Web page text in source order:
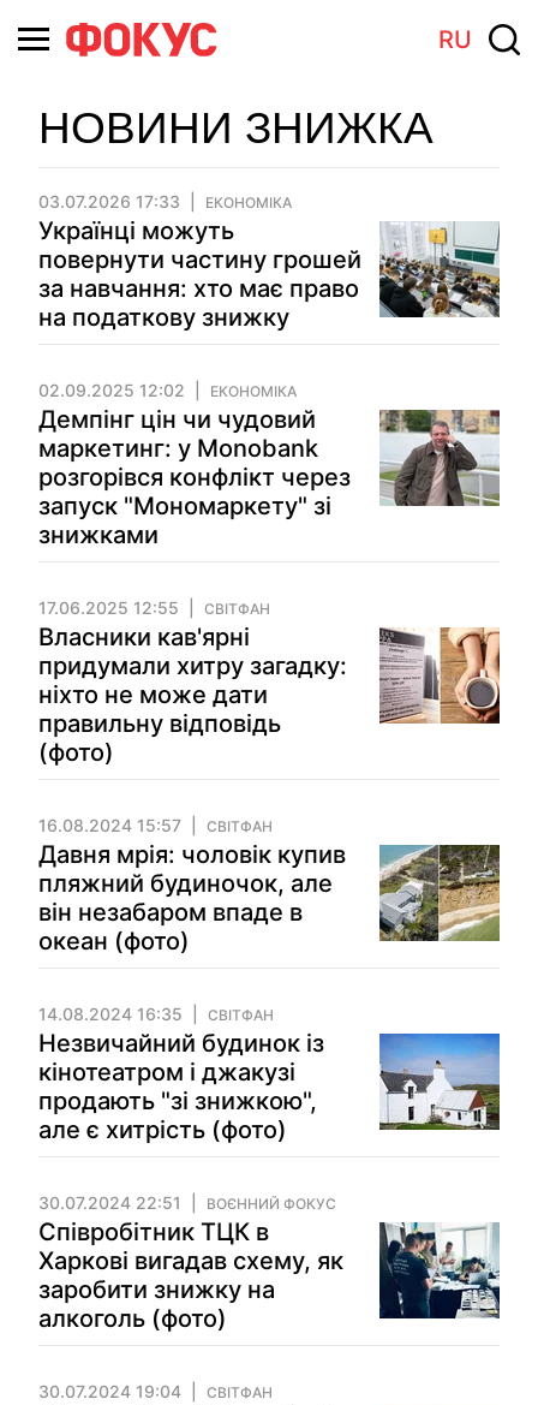
RU
НОВИНИ ЗНИЖКА
03.07.2026 17:33 ЕКОНОМІКА
Українці можуть
повернути частину грошей
за навчання: хто має право
на податкову знижку
02.09.2025 12:02 ЕКОНОМІКА
Демпінг цін чи чудовий
маркетинг: у Monobank
розгорівся конфлікт через
запуск "Мономаркету" зі
знижками
17.06.2025 12:55 СВІТФАН
Власники кав'ярні
придумали хитру загадку:
ніхто не може дати
правильну відповідь
(фото)
16.08.2024 15:57 СВІТФАН
Давня мрія: чоловік купив
пляжний будиночок, але
він незабаром впаде в
океан (фото)
14.08.2024 16:35 СВІТФАН
Незвичайний будинок із
кінотеатром і джакузі
продають "зі знижкою",
але є хитрість (фото)
30.07.2024 22:51 ВОЄННИЙ ФОКУС
Співробітник ТЦК в
Харкові вигадав схему, як
заробити знижку на
алкоголь (фото)
30.07.2024 19:04 СВІТФАН